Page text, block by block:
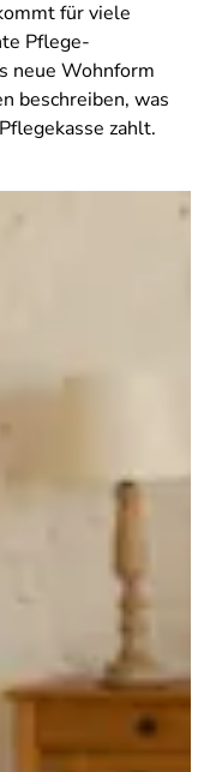
für viele
Pflege-
neue Wohnform
beschreiben, was
zahlt.